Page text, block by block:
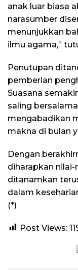
anak luar biasa
narasumber
menunjukkan
ilmu agama,”
Penutupan
pemberian
Suasana
saling
mengabadikan
makna di bulan
Dengan
diharapkan
ditanamkan
dalam
(*)
Post Views: